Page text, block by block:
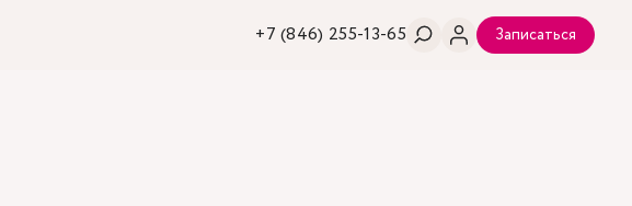
+7 (846) 255-13-65 Записаться